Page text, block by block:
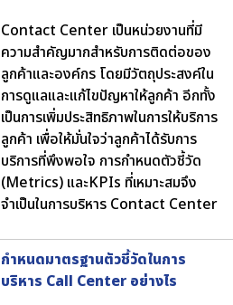
Contact Center เป็นหน่วยงานที่มี
ความสำคัญมากสำหรับการติดต่อของ
ลูกค้าและองค์กร โดยมีวัตถุประสงค์ใน
การดูแลและแก้ไขปัญหาให้ลูกค้า อีกทั้ง
เป็นการเพิ่มประสิทธิภาพในการให้บริการ
ลูกค้า เพื่อให้มั่นใจว่าลูกค้าได้รับการ
บริการที่พึงพอใจ การกำหนดตัวชี้วัด
(Metrics) และKPIs ที่เหมาะสมจึง
จำเป็นในการบริหาร Contact Center
กำหนดมาตรฐานตัวชี้วัดในการ
บริหาร Call Center อย่างไร